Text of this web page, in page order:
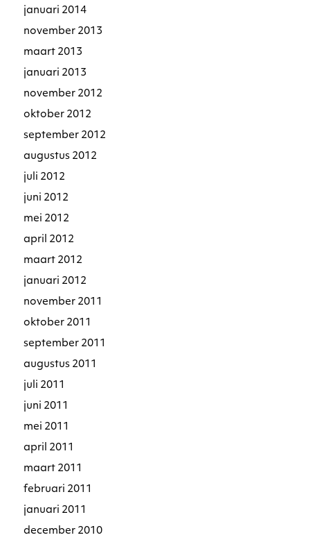
januari 2014
november 2013
maart 2013
januari 2013
november 2012
oktober 2012
september 2012
augustus 2012
juli 2012
juni 2012
mei 2012
april 2012
maart 2012
januari 2012
november 2011
oktober 2011
september 2011
augustus 2011
juli 2011
juni 2011
mei 2011
april 2011
maart 2011
februari 2011
januari 2011
december 2010